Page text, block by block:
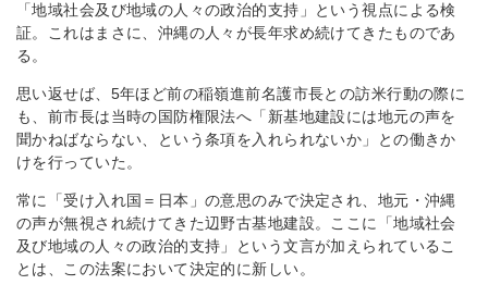
「地域社会及び地域の人々の政治的支持」という視点による検
証。これはまさに、沖縄の人々が長年求め続けてきたものであ
る。
思い返せば、5年ほど前の稲嶺進前名護市長との訪米行動の際に
も、前市長は当時の国防権限法へ「新基地建設には地元の声を
聞かねばならない、という条項を入れられないか」との働きか
けを行っていた。
常に「受け入れ国＝日本」の意思のみで決定され、地元・沖縄
の声が無視され続けてきた辺野古基地建設。ここに「地域社会
及び地域の人々の政治的支持」という文言が加えられているこ
とは、この法案において決定的に新しい。